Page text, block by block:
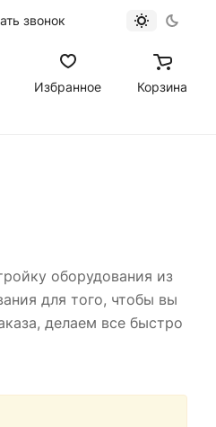
звонок
Избранное Корзина
оборудования из
для того, чтобы вы
делаем все быстро